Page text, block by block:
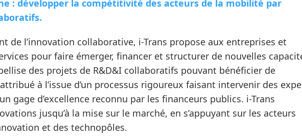
: développer la compétitivité des acteurs de la mobilité par
de l’innovation collaborative, i-Trans propose aux entreprises et
pour faire émerger, financer et structurer de nouvelles
des projets de R&D&I collaboratifs pouvant bénéficier de
à l’issue d’un processus rigoureux faisant intervenir des
gage d’excellence reconnu par les financeurs publics. i-Trans
jusqu’à la mise sur le marché, en s’appuyant sur les acteurs
et des technopôles.